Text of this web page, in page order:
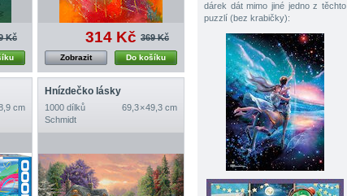
Kč 314 Kč 369 Kč
Do košíku
Zobrazit
cm
Hnízdečko lásky
1000 dílků
69,3 × 49,3 cm
Schmidt
dárek dát mimo jiné jedno z těchto
puzzlí (bez krabičky):